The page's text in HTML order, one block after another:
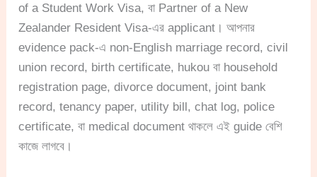
of a Student Work Visa, বা Partner of a New
Zealander Resident Visa-এর applicant। আপনার
evidence pack-এ non-English marriage record, civil
union record, birth certificate, hukou বা household
registration page, divorce document, joint bank
record, tenancy paper, utility bill, chat log, police
certificate, বা medical document থাকলে এই guide বেশি
কাজে লাগবে।